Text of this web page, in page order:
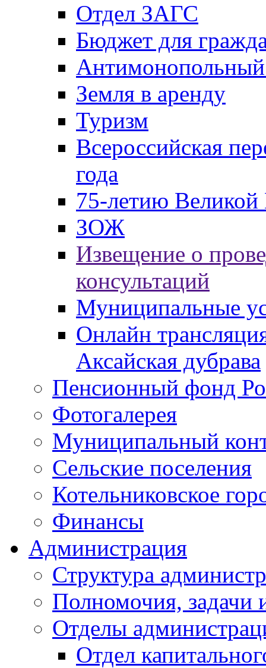
Отдел ЗАГС
Бюджет для
Антимонопольный
Земля в аренду
Туризм
Всероссийская
года
75-летию
ЗОЖ
Извещение о
консультаций
Муниципальные
Онлайн
Аксайская дубрава
Пенсионный фонд
Фотогалерея
Муниципальный
Сельские поселения
Котельниковское
Финансы
Администрация
Структура
Полномочия, задачи
Отделы
Отдел